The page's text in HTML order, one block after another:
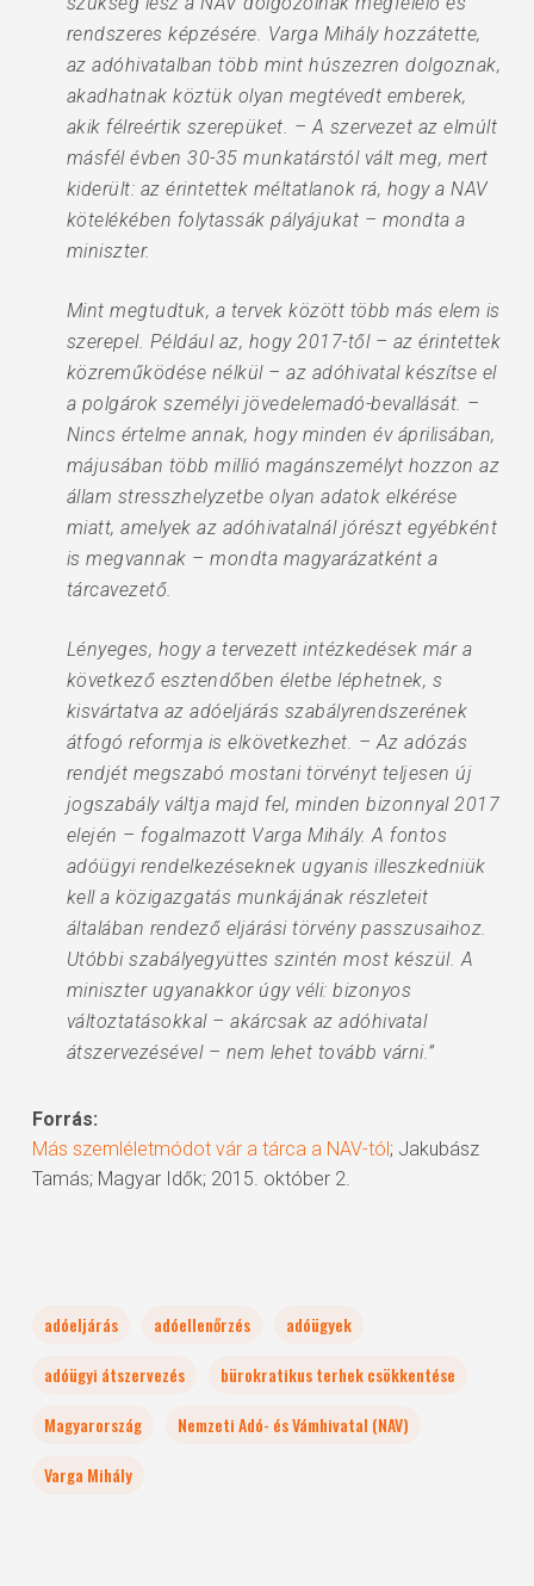
rendszeres képzésére. Varga Mihály hozzátette,
az adóhivatalban több mint húszezren dolgoznak,
akadhatnak köztük olyan megtévedt emberek,
akik félreértik szerepüket. – A szervezet az elmúlt
másfél évben 30-35 munkatárstól vált meg, mert
kiderült: az érintettek méltatlanok rá, hogy a NAV
kötelékében folytassák pályájukat – mondta a
miniszter.
Mint megtudtuk, a tervek között több más elem is
szerepel. Például az, hogy 2017-től – az érintettek
közreműködése nélkül – az adóhivatal készítse el
a polgárok személyi jövedelemadó-bevallását. –
Nincs értelme annak, hogy minden év áprilisában,
májusában több millió magánszemélyt hozzon az
állam stresszhelyzetbe olyan adatok elkérése
miatt, amelyek az adóhivatalnál jórészt egyébként
is megvannak – mondta magyarázatként a
tárcavezető.
Lényeges, hogy a tervezett intézkedések már a
következő esztendőben életbe léphetnek, s
kisvártatva az adóeljárás szabályrendszerének
átfogó reformja is elkövetkezhet. – Az adózás
rendjét megszabó mostani törvényt teljesen új
jogszabály váltja majd fel, minden bizonnyal 2017
elején – fogalmazott Varga Mihály. A fontos
adóügyi rendelkezéseknek ugyanis illeszkedniük
kell a közigazgatás munkájának részleteit
általában rendező eljárási törvény passzusaihoz.
Utóbbi szabályegyüttes szintén most készül. A
miniszter ugyanakkor úgy véli: bizonyos
változtatásokkal – akárcsak az adóhivatal
átszervezésével – nem lehet tovább várni.”
Forrás:
Más szemléletmódot vár a tárca a NAV-tól; Jakubász
Tamás; Magyar Idők; 2015. október 2.
adóeljárás adóellenőrzés
adóügyek
adóügyi átszervezés
bürokratikus terhek csökkentése
Magyarország
Nemzeti Adó- és Vámhivatal (NAV)
Varga Mihály